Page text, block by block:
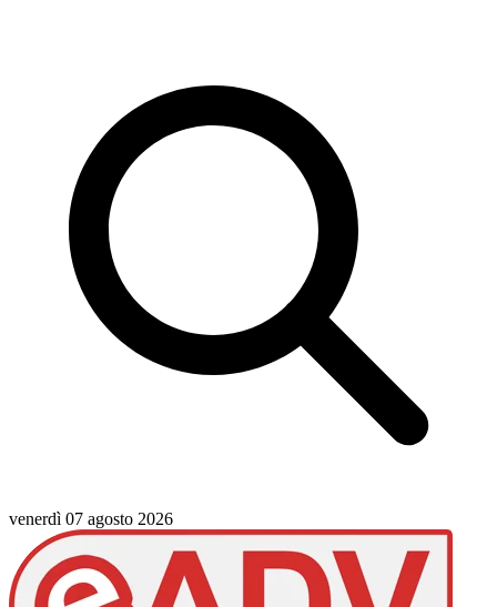
venerdì 07 agosto 2026